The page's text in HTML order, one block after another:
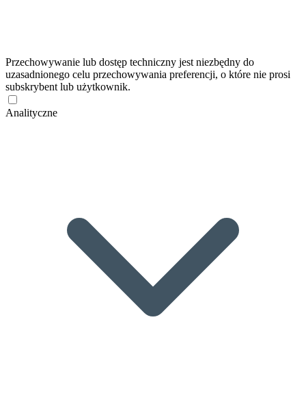
Przechowywanie lub dostęp techniczny jest niezbędny do
uzasadnionego celu przechowywania preferencji, o które nie prosi
subskrybent lub użytkownik.
Analityczne